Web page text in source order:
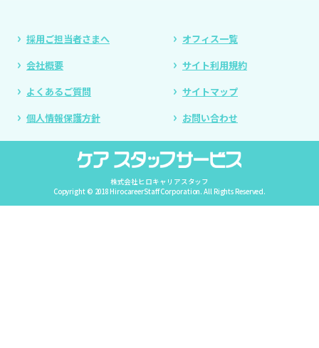
採用ご担当者さまへ
オフィス一覧
会社概要
サイト利用規約
よくあるご質問
サイトマップ
個人情報保護方針
お問い合わせ
株式会社ヒロキャリアスタッフ
Copyright © 2018 HirocareerStaff Corporation. All Rights Reserved.